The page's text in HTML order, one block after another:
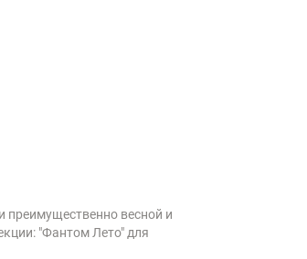
преимущественно весной и
"Фантом Лето" для